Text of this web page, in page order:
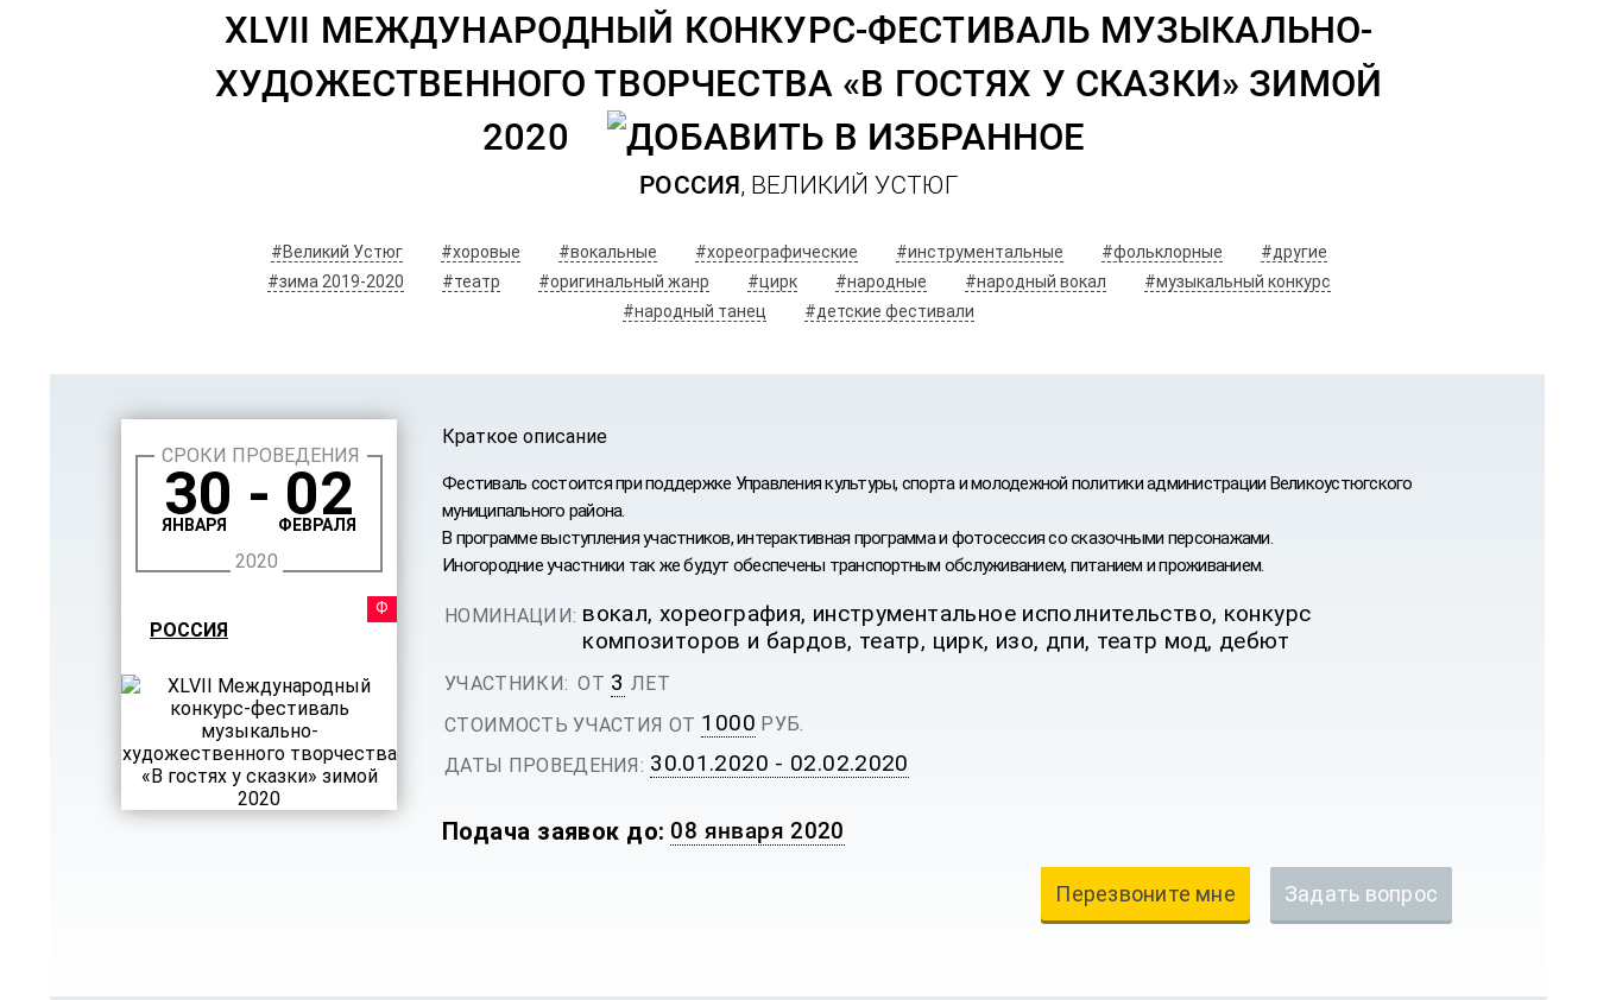
XLVII МЕЖДУНАРОДНЫЙ КОНКУРС-ФЕСТИВАЛЬ МУЗЫКАЛЬНО-
ХУДОЖЕСТВЕННОГО ТВОРЧЕСТВА «В ГОСТЯХ У СКАЗКИ» ЗИМОЙ
2020
РОССИЯ, ВЕЛИКИЙ УСТЮГ
#Великий Устюг #хоровые #вокальные #хореографические #инструментальные #фольклорные
#другие
#зима 2019-2020
#театр #оригинальный жанр #цирк #народные #народный вокал
#музыкальный конкурс
#народный танец
#детские фестивали
СРОКИ ПРОВЕДЕНИЯ
30 - 02
ЯНВАРЯ ФЕВРАЛЯ
2020
ФЕСТИВАЛЬ
РОССИЯ
Краткое описание
Фестиваль состоится при поддержке Управления культуры, спорта и молодежной политики администрации Великоустюгского
муниципального района.
В программе выступления участников, интерактивная программа и фотосессия со сказочными персонажами.
Иногородние участники так же будут обеспечены транспортным обслуживанием, питанием и проживанием.
НОМИНАЦИИ: вокал, хореография, инструментальное исполнительство, конкурс
композиторов и бардов, театр, цирк, изо, дпи, театр мод, дебют
УЧАСТНИКИ: ОТ 3 ЛЕТ
СТОИМОСТЬ УЧАСТИЯ ОТ 1000 РУБ.
ДАТЫ ПРОВЕДЕНИЯ: 30.01.2020 - 02.02.2020
Подача заявок до: 08 января 2020
Перезвоните мне Задать вопрос